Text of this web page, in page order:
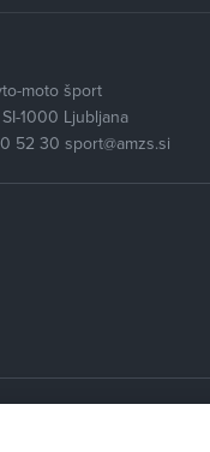
moto šport
SI-1000 Ljubljana
52 30 sport@amzs.si